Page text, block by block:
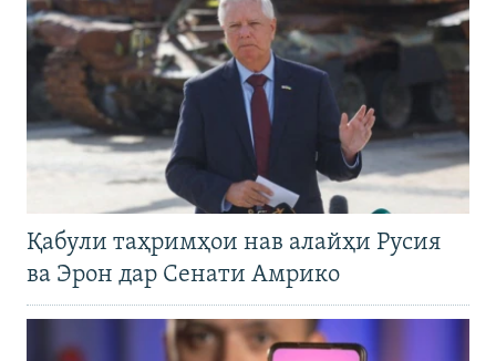
Қабули таҳримҳои нав алайҳи Русия
ва Эрон дар Сенати Амрико